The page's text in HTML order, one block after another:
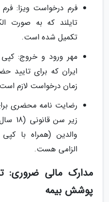
فرم درخواست ویزا:
تکمیل شده است.
مهر ورود و خروج:
ایران که برای تایید
زمان درخواست لازم
زیر
والدین (همراه با
الزامی هست.
مدارک مالی
پوشش بیمه